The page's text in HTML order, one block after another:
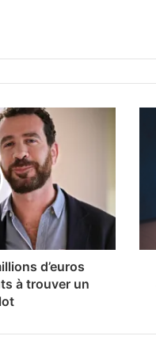
d’euros
à trouver un